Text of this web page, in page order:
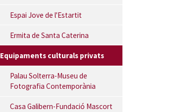
Espai Jove de l'Estartit
Ermita de Santa Caterina
Equipaments culturals privats
Palau Solterra-Museu de
Fotografia Contemporània
Casa Galibern-Fundació Mascort